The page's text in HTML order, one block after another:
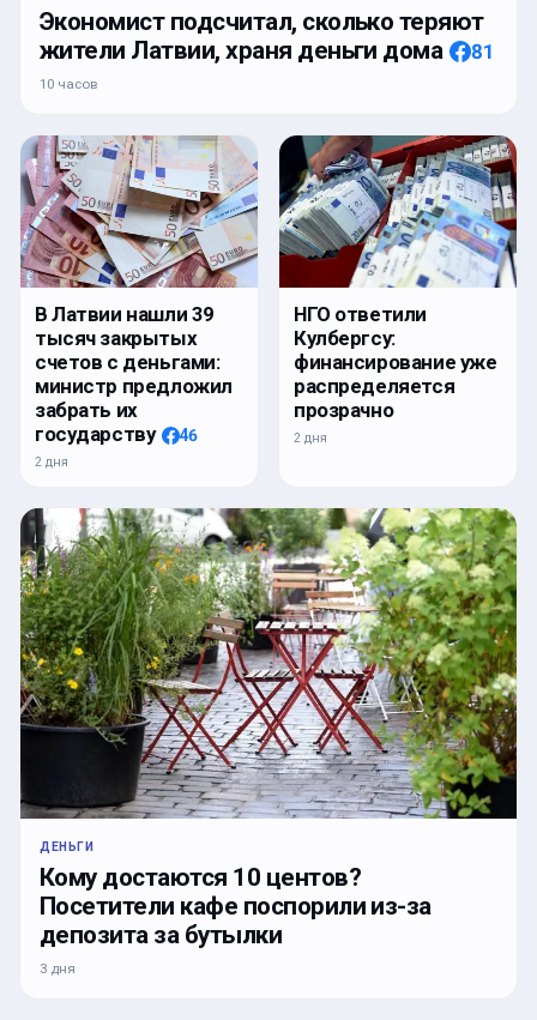
Экономист подсчитал, сколько теряют
жители Латвии, храня деньги дома
81
10 часов
В Латвии нашли 39
тысяч закрытых
счетов с деньгами:
министр предложил
забрать их
государству
46
2 дня
НГО ответили
Кулбергсу:
финансирование уже
распределяется
прозрачно
2 дня
ДЕНЬГИ
Кому достаются 10 центов?
Посетители кафе поспорили из-за
депозита за бутылки
3 дня